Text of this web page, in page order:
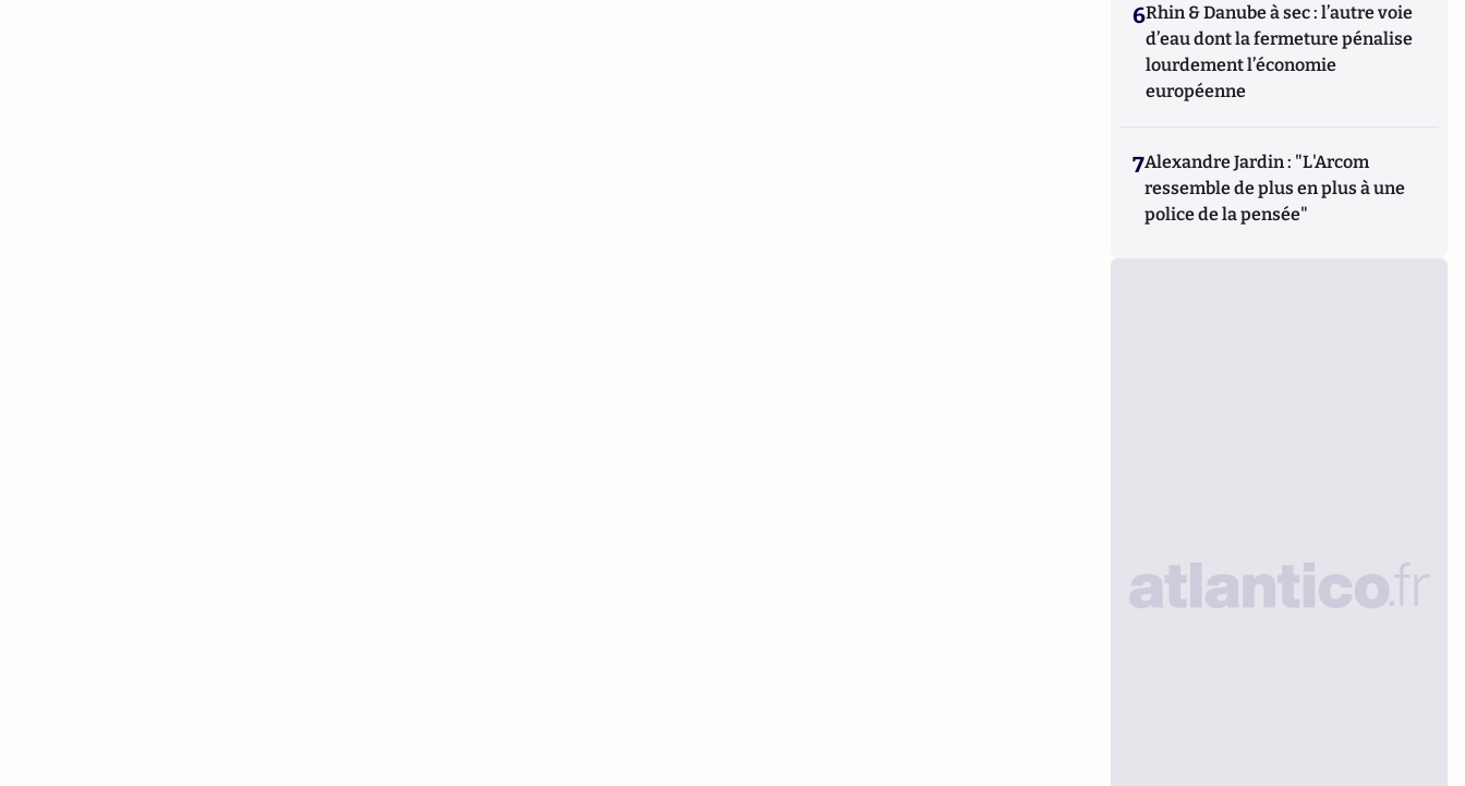
6Rhin & Danube à sec : l’autre voie
d’eau dont la fermeture pénalise
lourdement l’économie
européenne
7Alexandre Jardin : "L'Arcom
ressemble de plus en plus à une
police de la pensée"